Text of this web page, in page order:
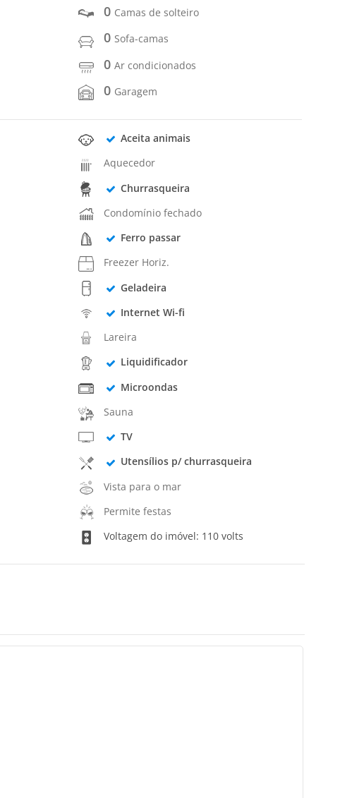
0 Camas de solteiro
0 Sofa-camas
0Ar condicionados
0 Garagem
Aceita animais
Aquecedor
Churrasqueira
Condomínio fechado
Ferro passar
Freezer Horiz.
Geladeira
Internet Wi-fi
Lareira
Liquidificador
Microondas
Sauna
TV
Utensílios p/ churrasqueira
Vista para o mar
Permite festas
Voltagem do imóvel: 110 volts